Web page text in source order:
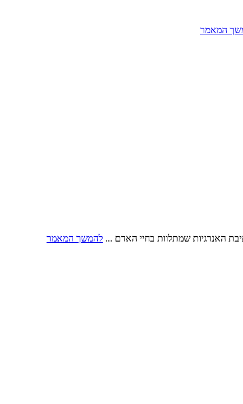
המאמר
האנרגיות שמתלוות בחיי האדם ... להמשך המאמר